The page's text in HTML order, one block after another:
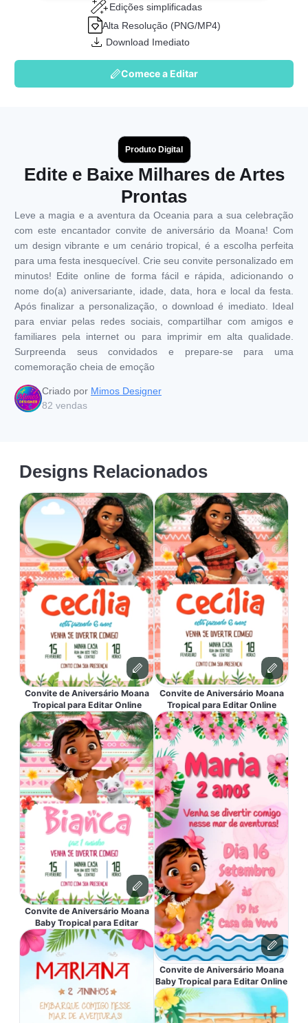
Edições simplificadas
Alta Resolução (PNG/MP4)
Download Imediato
Comece a Editar
Produto Digital
Edite e Baixe Milhares de Artes
Prontas
Leve a magia e a aventura da Oceania para a sua celebração
com este encantador convite de aniversário da Moana! Com
um design vibrante e um cenário tropical, é a escolha perfeita
para uma festa inesquecível. Crie seu convite personalizado em
minutos! Edite online de forma fácil e rápida, adicionando o
nome do(a) aniversariante, idade, data, hora e local da festa.
Após finalizar a personalização, o download é imediato. Ideal
para enviar pelas redes sociais, compartilhar com amigos e
familiares pela internet ou para imprimir em alta qualidade.
Surpreenda seus convidados e prepare-se para uma
comemoração cheia de emoção
Criado por Mimos Designer
82 vendas
Designs Relacionados
Convite de Aniversário Moana
Tropical para Editar Online
Convite de Aniversário Moana
Baby Tropical para Editar
Convite de Aniversário Moana
Tropical para Editar Online
Convite de Aniversário Moana
Baby Tropical para Editar Online